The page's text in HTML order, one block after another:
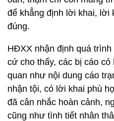
để khẳng định lời khai, lời
đúng.
HĐXX nhận định quá
cứ cho thấy, các bị cáo có
quan như nội dung cáo
nhận tội, có lời khai phù
đã cân nhắc hoàn cảnh,
cũng như tình tiết nhân